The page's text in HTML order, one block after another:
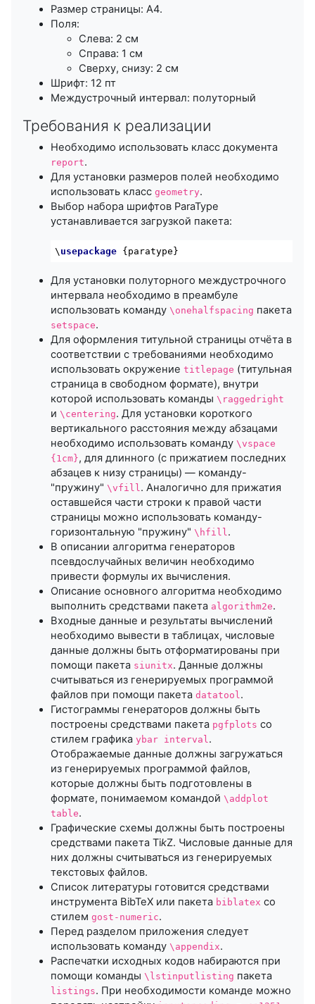
Размер страницы: A4.
Поля:
Слева: 2 см
Справа: 1 см
Сверху, снизу: 2 см
Шрифт: 12 пт
Междустрочный интервал: полуторный
Требования к реализации
Необходимо использовать класс документа
report.
Для установки размеров полей необходимо
использовать класс geometry.
Выбор набора шрифтов ParaType
устанавливается загрузкой пакета:
\ usepackage
Для установки полуторного междустрочного
интервала необходимо в преамбуле
использовать команду \onehalfspacing пакета
setspace.
Для оформления титульной страницы отчёта в
соответствии с требованиями необходимо
использовать окружение titlepage (титульная
страница в свободном формате), внутри
которой использовать команды \raggedright
и \centering. Для установки короткого
вертикального расстояния между абзацами
необходимо использовать команду \vspace
{1cm}, для длинного (с прижатием последних
абзацев к низу страницы) — команду-
"пружину" \vfill. Аналогично для прижатия
оставшейся части строки к правой части
страницы можно использовать команду-
горизонтальную "пружину" \hfill.
В описании алгоритма генераторов
псевдослучайных величин необходимо
привести формулы их вычисления.
Описание основного алгоритма необходимо
выполнить средствами пакета algorithm2e.
Входные данные и результаты вычислений
необходимо вывести в таблицах, числовые
данные должны быть отформатированы при
помощи пакета siunitx. Данные должны
считываться из генерируемых программой
файлов при помощи пакета datatool.
Гистограммы генераторов должны быть
построены средствами пакета pgfplots со
стилем графика ybar interval.
Отображаемые данные должны загружаться
из генерируемых программой файлов,
которые должны быть подготовлены в
формате, понимаемом командой \addplot
table.
Графические схемы должны быть построены
средствами пакета TikZ. Числовые данные для
них должны считываться из генерируемых
текстовых файлов.
Список литературы готовится средствами
инструмента BibTeX или пакета biblatex со
стилем gost-numeric.
Перед разделом приложения следует
использовать команду \appendix.
Распечатки исходных кодов набираются при
помощи команды \lstinputlisting пакета
listings. При необходимости команде можно